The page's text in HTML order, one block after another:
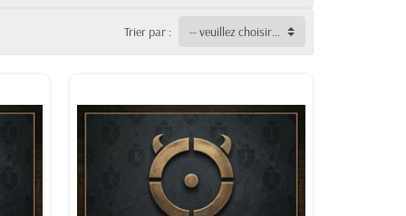
Trier par : -- veuillez choisir --